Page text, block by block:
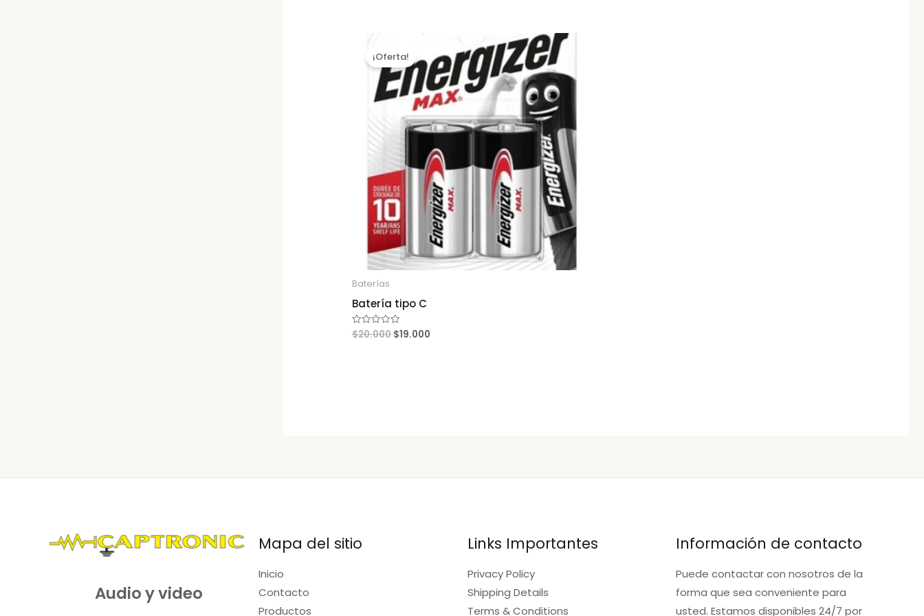
¡Oferta!
Baterías
Batería tipo C
Rated
0
$20.000 $19.000
Audio y video
Mapa del sitio
Inicio
Contacto
Productos
Links Importantes
Privacy Policy
Shipping Details
Terms & Conditions
Información de contacto
Puede contactar con nosotros de la
forma que sea conveniente para
usted. Estamos disponibles 24/7 por